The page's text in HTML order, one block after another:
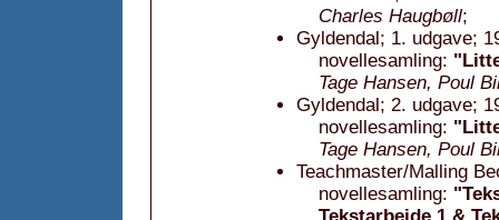
Charles Haugbøll;
Gyldendal; 1. udgave;
novellesamling:
Tage Hansen, Poul
Gyldendal; 2. udgave;
novellesamling:
Tage Hansen, Poul
Teachmaster/Malling
novellesamling: